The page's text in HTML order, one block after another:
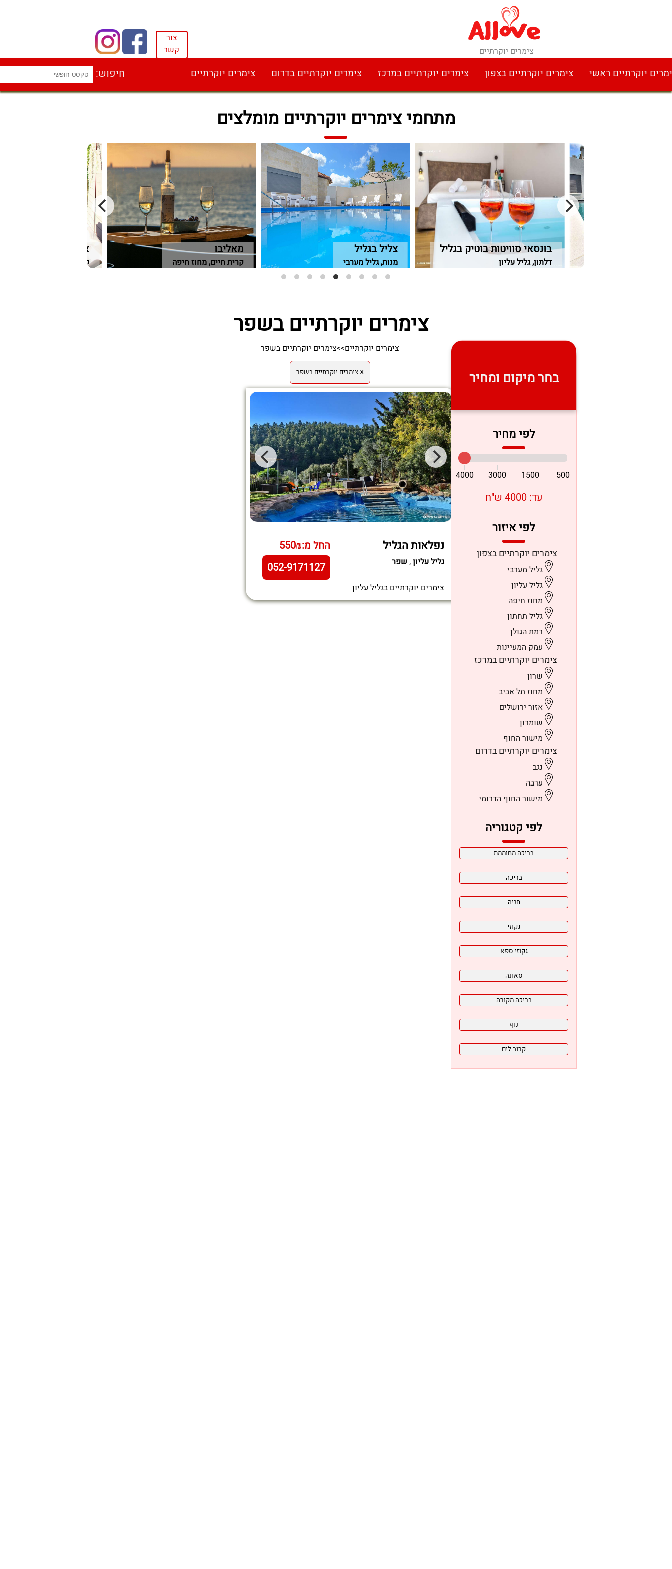
צימרים יוקרתיים
צור
קשר
יוקרתיים ראשי צימרים יוקרתיים בצפון צימרים יוקרתיים במרכז צימרים יוקרתיים בדרום צימרים יוקרתיים חיפוש:
מתחמי צימרים יוקרתיים מומלצים
אחוזת LS
פקיעין החדשה, גליל מערבי
מאליבו
קרית חיים, מחוז חיפה
צליל בגליל
מנות, גליל מערבי
בונסאי סוויטות בוטיק בגליל
דלתון, גליל עליון
בחר מיקום ומחיר
לפי מחיר
500
1500
3000
4000
עד: 4000 ש"ח
לפי איזור
צימרים יוקרתיים בצפון
גליל מערבי
גליל עליון
מחוז חיפה
גליל תחתון
רמת הגולן
עמק המעיינות
צימרים יוקרתיים במרכז
שרון
מחוז תל אביב
אזור ירושלים
שומרון
מישור החוף
צימרים יוקרתיים בדרום
נגב
ערבה
מישור החוף הדרומי
לפי קטגוריה
צימרים יוקרתיים בשפר
צימרים יוקרתיים>>צימרים יוקרתיים בשפר
X צימרים יוקרתיים בשפר
נפלאות הגליל החל מ:550₪
גליל עליון, שפר 052-9171127
צימרים יוקרתיים בגליל עליון